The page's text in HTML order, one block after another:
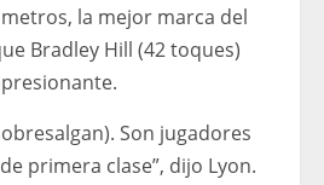
la mejor marca del
Bradley Hill (42 toques)
Son jugadores
primera clase”, dijo Lyon.